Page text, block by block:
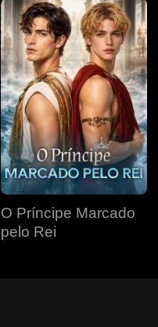
O Príncipe Marcado
pelo Rei